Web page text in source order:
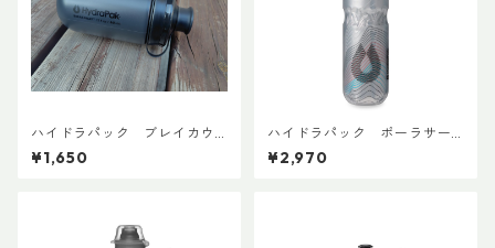
ハイドラパック ブレイカウ
ェイマック 440ml (1本売り)
¥1,650
ハイドラパック ポーラサー
ジ 600ml
¥2,970